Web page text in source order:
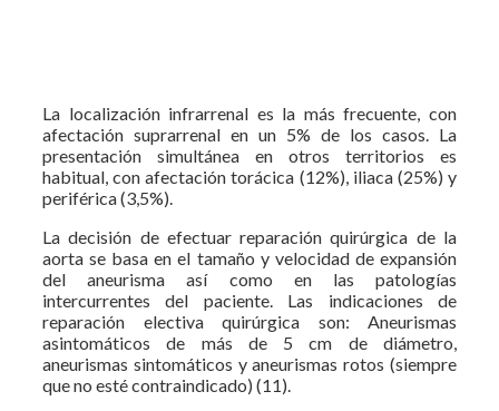
La localización infrarrenal es la más frecuente, con
afectación suprarrenal en un 5% de los casos. La
presentación simultánea en otros territorios es
habitual, con afectación torácica (12%), iliaca (25%) y
periférica (3,5%).
La decisión de efectuar reparación quirúrgica de la
aorta se basa en el tamaño y velocidad de expansión
del aneurisma así como en las patologías
intercurrentes del paciente. Las indicaciones de
reparación electiva quirúrgica son: Aneurismas
asintomáticos de más de 5 cm de diámetro,
aneurismas sintomáticos y aneurismas rotos (siempre
que no esté contraindicado) (11).